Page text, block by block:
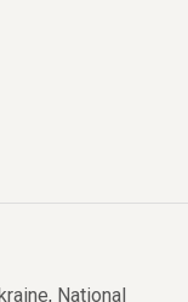
, National